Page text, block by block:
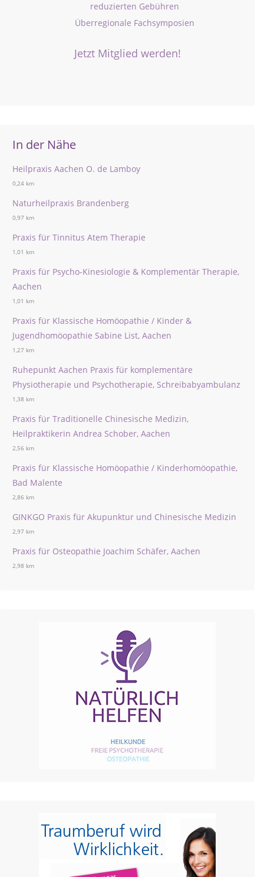
reduzierten Gebühren
Überregionale Fachsymposien
Jetzt Mitglied werden!
In der Nähe
Heilpraxis Aachen O. de Lamboy
0,24 km
Naturheilpraxis Brandenberg
0,97 km
Praxis für Tinnitus Atem Therapie
1,01 km
Praxis für Psycho-Kinesiologie & Komplementär Therapie,
Aachen
1,01 km
Praxis für Klassische Homöopathie / Kinder &
Jugendhomöopathie Sabine List, Aachen
1,27 km
Ruhepunkt Aachen Praxis für komplementäre
Physiotherapie und Psychotherapie, Schreibabyambulanz
1,38 km
Praxis für Traditionelle Chinesische Medizin,
Heilpraktikerin Andrea Schober, Aachen
2,56 km
Praxis für Klassische Homöopathie / Kinderhomöopathie,
Bad Malente
2,86 km
GINKGO Praxis für Akupunktur und Chinesische Medizin
2,97 km
Praxis für Osteopathie Joachim Schäfer, Aachen
2,98 km